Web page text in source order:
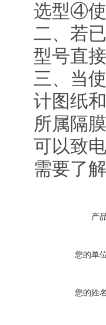
选型④
二、若
型号直
三、当
计图纸
所属隔
可以致
需要了
产
您的单
您的姓